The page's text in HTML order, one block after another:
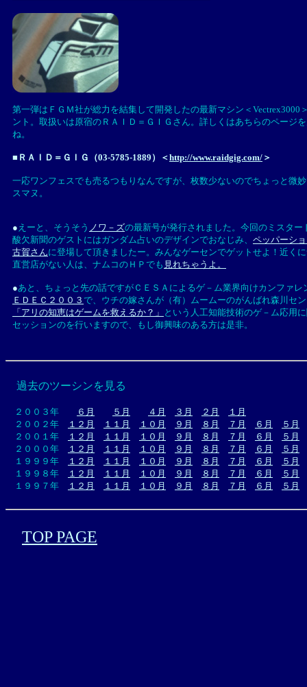
第一弾はＦＧＭ社が総力を結集して開発したの最新マシン＜Vectrex3000
ント。取扱いは原宿のＲＡＩＤ＝ＧＩＧさん。詳しくはあちらのページ
ね。
■ＲＡＩＤ＝ＧＩＧ（03-5785-1889）＜http://www.raidgig.com/ ＞
一応ワンフェスでも売るつもりなんですが、枚数少ないのでちょっと微
スマヌ。
● えーと、そうそう ノワ－ズの最新号が発行されました。今回のミスター
酸欠新聞のゲストにはガンダム占いのデザインでおなじみ、 ペッパーシ
古賀さんに登場して頂きましたー。みんなゲーセンでゲットせよ！近く
直営店がない人は、ナムコのＨＰでも 見れちゃうよ。
●あと、ちょっと先の話ですがＣＥＳＡによるゲ－ム業界向けカンファレ
ＥＤＥＣ２００３ で、ウチの嫁さんが（有）ムームーのがんばれ森川セ
「アリの知恵はゲームを救えるか？」 という人工知能技術のゲ－ム応用
セッションのを行いますので、もし御興味のある方は是非。
過去のツーシンを見る
２００３年 ６月 ５月 ４月 ３月 ２月
１月
２００２年
１２月 １１月 １０月 ９月 ８月 ７月 ６月
５月
２００１年
１２月 １１月 １０月 ９月 ８月 ７月 ６月
５月
２０００年
１２月 １１月 １０月 ９月 ８月 ７月 ６月
５月
１９９９年
１２月 １１月 １０月 ９月 ８月 ７月 ６月
５月
１９９８年
１２月 １１月 １０月 ９月 ８月 ７月 ６月
５月
１９９７年
１２月 １１月 １０月 ９月 ８月 ７月 ６月 ５月
TOP PAGE